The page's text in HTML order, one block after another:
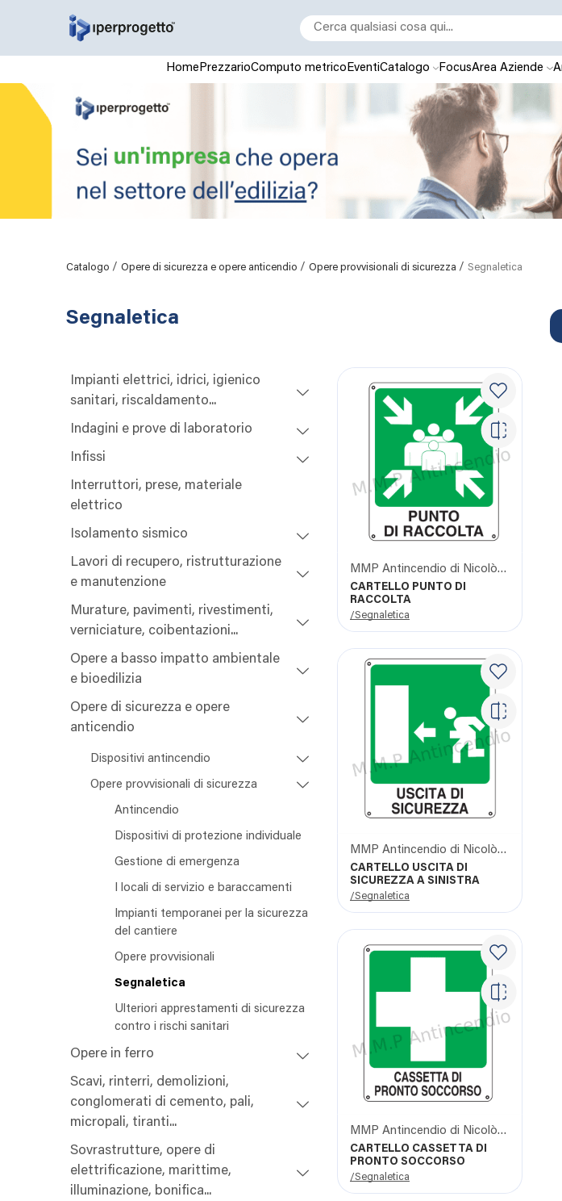
HomePrezzarioComputo metricoEventiCatalogo FocusArea Aziende
Catalogo / Opere di sicurezza e opere anticendio / Opere provvisionali di sicurezza / Segnaletica
Segnaletica
Impianti elettrici, idrici, igienico
sanitari, riscaldamento...
Indagini e prove di laboratorio
Infissi
Interruttori, prese, materiale
elettrico
Isolamento sismico
Lavori di recupero, ristrutturazione
e manutenzione
Murature, pavimenti, rivestimenti,
verniciature, coibentazioni...
Opere a basso impatto ambientale
e bioedilizia
Opere di sicurezza e opere
anticendio
Dispositivi antincendio
Opere provvisionali di sicurezza
Antincendio
Dispositivi di protezione individuale
Gestione di emergenza
I locali di servizio e baraccamenti
Impianti temporanei per la sicurezza
del cantiere
Opere provvisionali
Segnaletica
Ulteriori apprestamenti di sicurezza
contro i rischi sanitari
Opere in ferro
Scavi, rinterri, demolizioni,
conglomerati di cemento, pali,
micropali, tiranti...
Sovrastrutture, opere di
elettrificazione, marittime,
illuminazione, bonifica...
MMP Antincendio di Nicolò Giangrasso
CARTELLO PUNTO DI
RACCOLTA
/Segnaletica
MMP Antincendio di Nicolò Giangrasso
CARTELLO USCITA DI
SICUREZZA A SINISTRA
/Segnaletica
MMP Antincendio di Nicolò Giangrasso
CARTELLO CASSETTA DI
PRONTO SOCCORSO
/Segnaletica